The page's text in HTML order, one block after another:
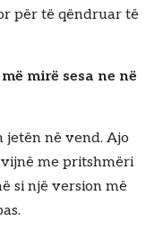
për të qëndruar të
mirë sesa ne në
jetën në vend. Ajo
me pritshmëri
si një version më